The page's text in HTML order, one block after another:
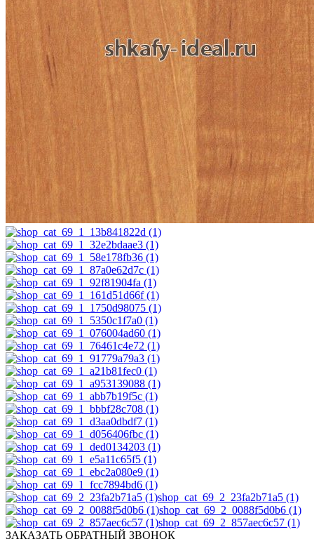
shop_cat_69_2_23fa2b71a5 (1)
shop_cat_69_2_0088f5d0b6 (1)
shop_cat_69_2_857aec6c57 (1)
ЗАКАЗАТЬ ОБРАТНЫЙ ЗВОНОК